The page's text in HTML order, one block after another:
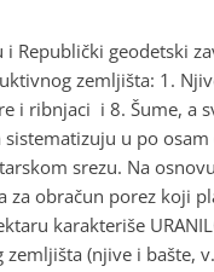
Republički geodetski
zemljišta: 1.
i ribnjaci i 8. Šume, a
u po osam
srezu. Na
za obračun porez koji
karakteriše
(njive i bašte,